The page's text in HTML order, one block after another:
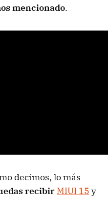
mencionado.
decimos, lo más
recibir MIUI 15 y